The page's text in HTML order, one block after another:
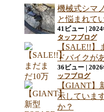
機械式シマ
と悩まれて
41ビュー
タッフブログ
【SALE!!
ドバイクが
36ビュー
ッフブログ
【GIANT】
示していま
か？